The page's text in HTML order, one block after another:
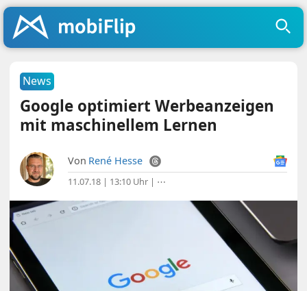
News
Google optimiert Werbeanzeigen
mit maschinellem Lernen
Von René Hesse
11.07.18 | 13:10 Uhr | ⋯